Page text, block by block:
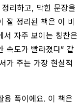
리하고, 막힌 문장을
잘 정리된 책은 이 비
서 자주 보이는 칭찬은
속도가 빨라졌다” 같
가 주는 가장 현실적
용 폭이에요. 이 책은